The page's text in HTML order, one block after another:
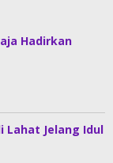
Hadirkan
Lahat Jelang Idul